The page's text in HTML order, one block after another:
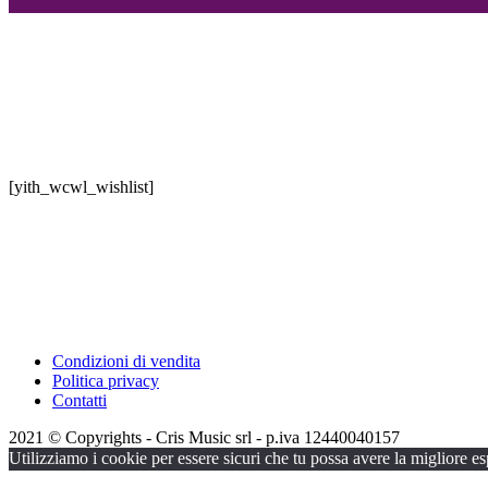
[yith_wcwl_wishlist]
Condizioni di vendita
Politica privacy
Contatti
2021 © Copyrights - Cris Music srl - p.iva 12440040157
Utilizziamo i cookie per essere sicuri che tu possa avere la migliore